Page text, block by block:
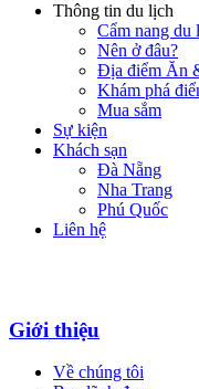
Thông tin du lịch
Cẩm nang du
Nên ở đâu?
Địa điểm Ăn
Khám phá
Mua sắm
Sự kiện
Khách sạn
Đà Nẵng
Nha Trang
Phú Quốc
Liên hệ
Giới thiệu
Về chúng tôi